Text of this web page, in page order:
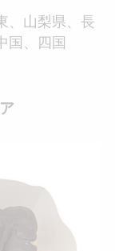
、山梨県、長
国、四国